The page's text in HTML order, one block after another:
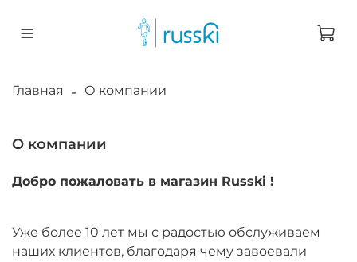
Главная О компании
О компании
Добро пожаловать в магазин Russki !
Уже более 10 лет мы с радостью обслуживаем
наших клиентов, благодаря чему завоевали